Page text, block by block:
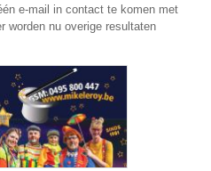
e-mail in contact te komen met
worden nu overige resultaten